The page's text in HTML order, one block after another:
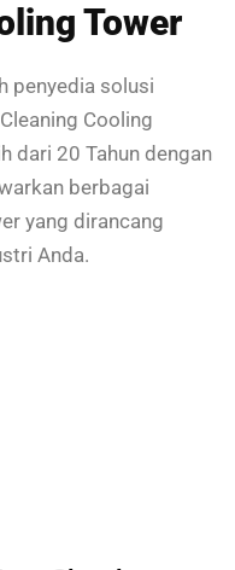
Tower
penyedia solusi
Cooling
dari 20 Tahun dengan
berbagai
yang dirancang
Anda.